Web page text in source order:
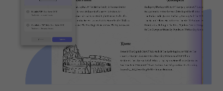
La technologie avancée de UPDF garantit une précision de 99
Vitesse élevée
Convertit facilement les PDF numérisés, quelle que soit leur
TÉLÉCHARGER